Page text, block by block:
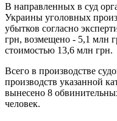
В направленных в суд
Украины уголовных
убытков согласно
грн, возмещено - 5,1 млн
стоимостью 13,6 млн грн.
Всего в производстве
производств указанной
вынесено 8
человек.